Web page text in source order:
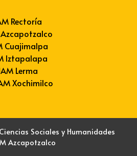
Rectoría
Cuajimalpa
Iztapalapa
Lerma
Xochimilco
Sociales y Humanidades
Azcapotzalco